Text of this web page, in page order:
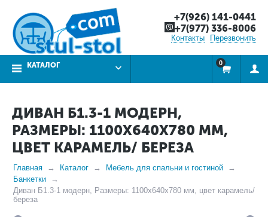
+7(926) 141-0441
+7(977) 336-8006
Контакты Перезвонить
КАТАЛОГ 0
ДИВАН Б1.3-1 МОДЕРН,
РАЗМЕРЫ: 1100Х640Х780 ММ,
ЦВЕТ КАРАМЕЛЬ/ БЕРЕЗА
Главная Каталог
Мебель для спальни и гостиной
Банкетки
Диван Б1.3-1 модерн, Размеры: 1100х640х780 мм, цвет карамель/
береза